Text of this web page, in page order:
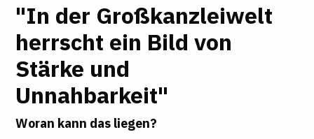
"In der Großkanzleiwelt
herrscht ein Bild von
Stärke und
Unnahbarkeit"
Woran kann das liegen?